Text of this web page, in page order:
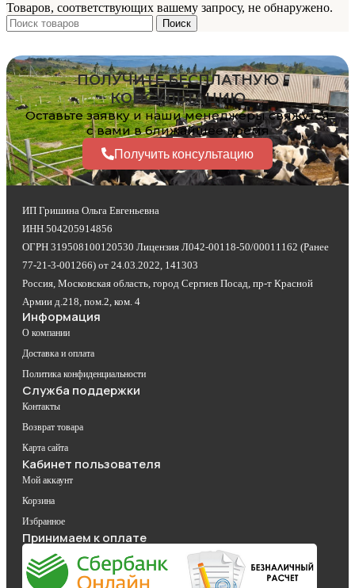
Товаров, соответствующих вашему запросу, не обнаружено.
Поиск
ПОЛУЧИТЕ БЕСПЛАТНУЮ
КОНСУЛЬТАЦИЮ
Оставьте заявку и наши менеджеры свяжутся
с вами в ближайшее время
Получить консультацию
ИП Гришина Ольга Евгеньевна
ИНН 504205914856
ОГРН 319508100120530 Лицензия Л042-00118-50/00011162 (Ранее
77-21-3-001266) от 24.03.2022, 141303
Россия, Московская область, город Сергиев Посад, пр-т Красной
Армии д.218, пом.2, ком. 4
Информация
О компании
Доставка и оплата
Политика конфиденциальности
Служба поддержки
Контакты
Возврат товара
Карта сайта
Кабинет пользователя
Мой аккаунт
Корзина
Избранное
Принимаем к оплате